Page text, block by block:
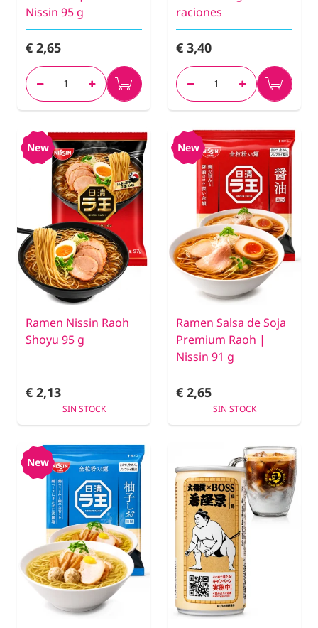
Nissin 95 g
€ 2,65
raciones
€ 3,40
New
Ramen Nissin Raoh
Shoyu 95 g
€ 2,13
SIN STOCK
New
Ramen Salsa de Soja
Premium Raoh |
Nissin 91 g
€ 2,65
SIN STOCK
New